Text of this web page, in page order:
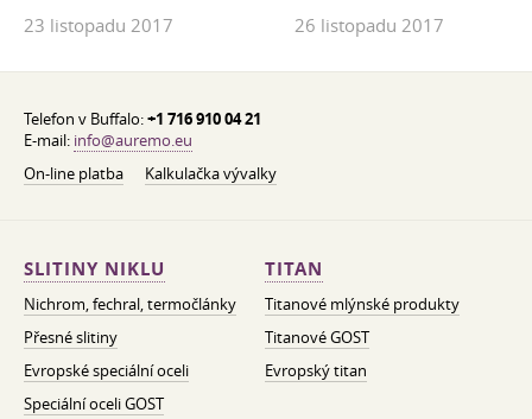
23 listopadu 2017 26 listopadu 2017
Telefon v Buffalo:+1 716 910 04 21
E-mail: info@auremo.eu
On-line platba
Kalkulačka vývalky
SLITINY NIKLU
Nichrom, fechral, termočlánky
Přesné slitiny
Evropské speciální oceli
Speciální oceli GOST
TITAN
Titanové mlýnské produkty
Titanové GOST
Evropský titan